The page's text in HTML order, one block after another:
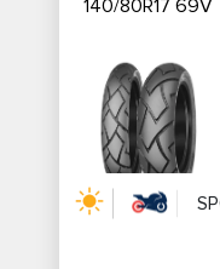
140/80R17 69V